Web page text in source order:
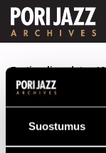
Suostumus
Festivaalivuodet
John
Kokoonpano